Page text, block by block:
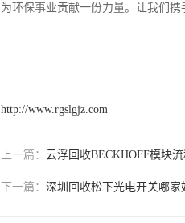
为环保事业贡献一份力量。让我们携
http://www.rgslgjz.com
上一篇： 云浮回收BECKHOFF模块
下一篇： 深圳回收松下光电开关哪家